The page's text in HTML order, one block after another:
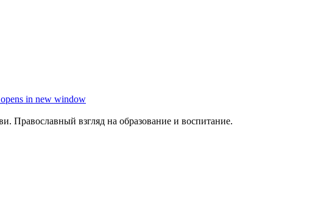
in new window
Православный взгляд на образование и воспитание.